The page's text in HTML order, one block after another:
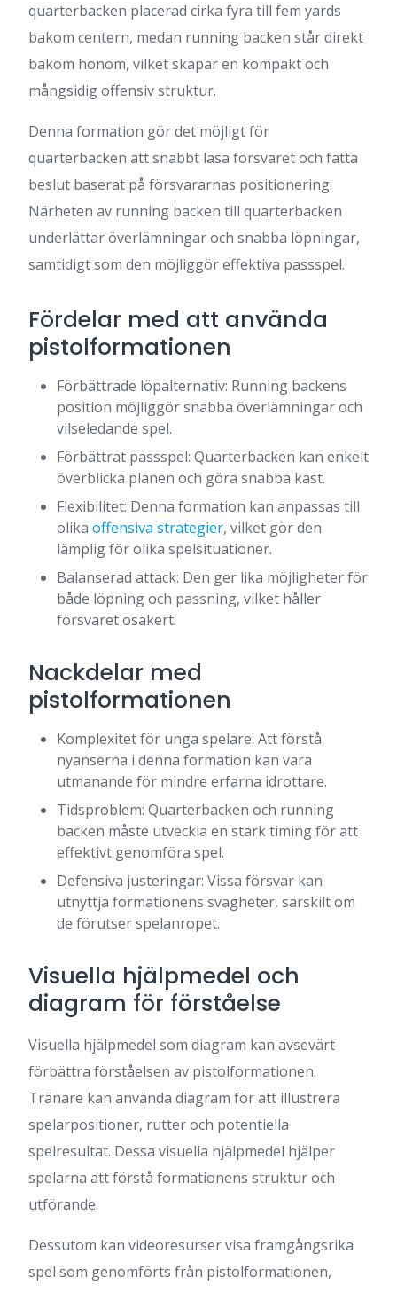
quarterbacken placerad cirka fyra till fem yards
bakom centern, medan running backen står direkt
bakom honom, vilket skapar en kompakt och
mångsidig offensiv struktur.
Denna formation gör det möjligt för
quarterbacken att snabbt läsa försvaret och fatta
beslut baserat på försvararnas positionering.
Närheten av running backen till quarterbacken
underlättar överlämningar och snabba löpningar,
samtidigt som den möjliggör effektiva passspel.
Fördelar med att använda
pistolformationen
Förbättrade löpalternativ: Running backens
position möjliggör snabba överlämningar och
vilseledande spel.
Förbättrat passspel: Quarterbacken kan enkelt
överblicka planen och göra snabba kast.
Flexibilitet: Denna formation kan anpassas till
olika offensiva strategier, vilket gör den
lämplig för olika spelsituationer.
Balanserad attack: Den ger lika möjligheter för
både löpning och passning, vilket håller
försvaret osäkert.
Nackdelar med
pistolformationen
Komplexitet för unga spelare: Att förstå
nyanserna i denna formation kan vara
utmanande för mindre erfarna idrottare.
Tidsproblem: Quarterbacken och running
backen måste utveckla en stark timing för att
effektivt genomföra spel.
Defensiva justeringar: Vissa försvar kan
utnyttja formationens svagheter, särskilt om
de förutser spelanropet.
Visuella hjälpmedel och
diagram för förståelse
Visuella hjälpmedel som diagram kan avsevärt
förbättra förståelsen av pistolformationen.
Tränare kan använda diagram för att illustrera
spelarpositioner, rutter och potentiella
spelresultat. Dessa visuella hjälpmedel hjälper
spelarna att förstå formationens struktur och
utförande.
Dessutom kan videoresurser visa framgångsrika
spel som genomförts från pistolformationen,